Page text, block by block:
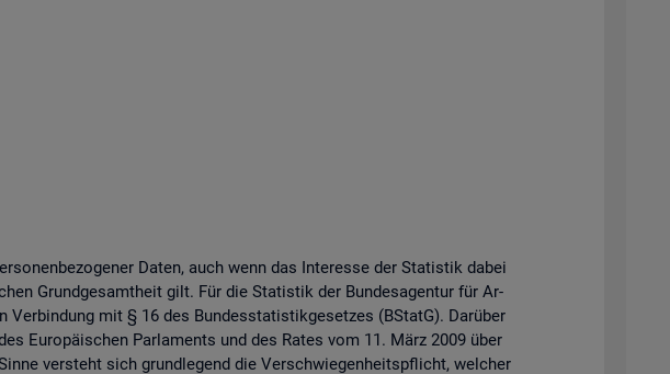
Daten, auch wenn das In­ter­es­se der Sta­tis­tik dabei
Grund­ge­samt­heit gilt. Für die Sta­tis­tik der Bun­des­agen­tur für Ar­
mit § 16 des Bun­des­sta­tis­tik­ge­set­zes (BStatG). Dar­über
Eu­ro­päi­schen Par­la­ments und des Rates vom 11. März 2009 über
ver­steht sich grund­le­gend die Ver­schwie­gen­heits­pflicht, wel­cher